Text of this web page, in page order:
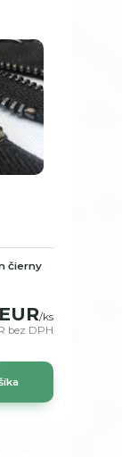
čierny
/ks
bez DPH